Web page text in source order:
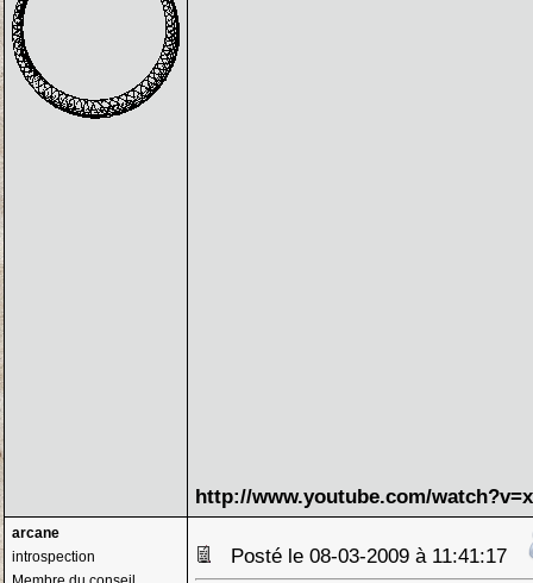
http://www.youtube.com/
arcane
introspection
Posté le 08-03-2009 à 11:41:17